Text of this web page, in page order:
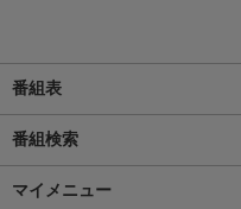
番組表
番組検索
マイメニュー